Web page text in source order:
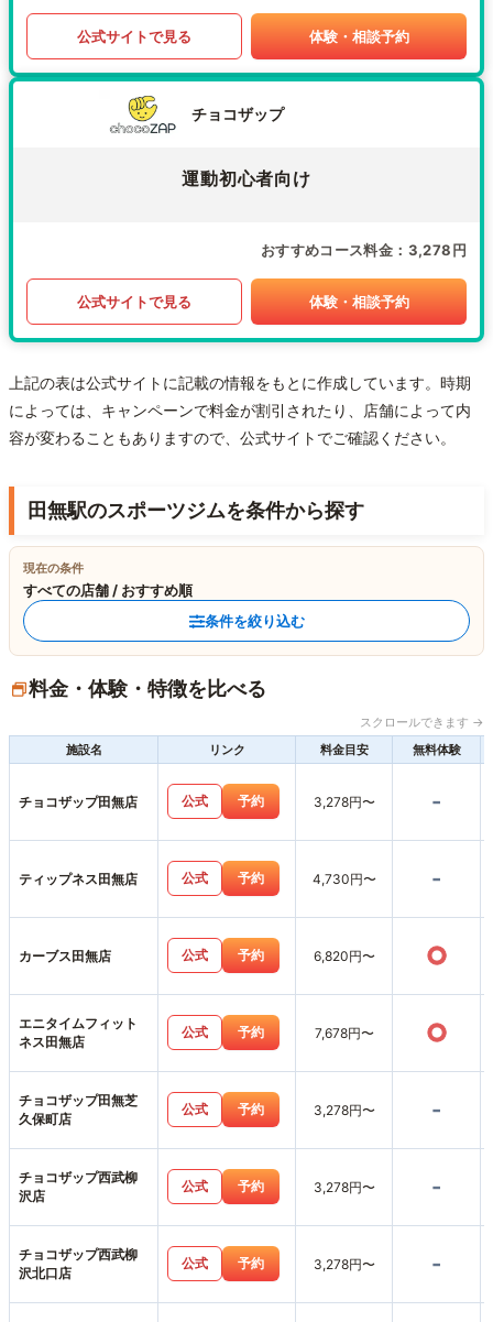
公式サイトで見る 体験・相談予約
チョコザップ
運動初心者向け
おすすめコース料金 3,278円
公式サイトで見る 体験・相談予約
上記の表は公式サイトに記載の情報をもとに作成しています。時期
によっては、キャンペーンで料金が割引されたり、店舗によって内
容が変わることもありますので、公式サイトでご確認ください。
田無駅のスポーツジムを条件から探す
現在の条件
すべての店舗 / おすすめ順
条件を絞り込む
料金・体験・特徴を比べる
スクロールできます →
施設名
リンク 料金目安 無料体験
チョコザップ田無店 公式 予約 3,278円〜 -
ティップネス田無店 公式 予約 4,730円〜 -
カーブス田無店 公式 予約 6,820円〜 ○
エニタイムフィット
ネス田無店
公式 予約 7,678円〜 ○
チョコザップ田無芝
久保町店
公式 予約 3,278円〜 -
チョコザップ西武柳
沢店
公式 予約 3,278円〜 -
チョコザップ西武柳
沢北口店
公式 予約 3,278円〜 -